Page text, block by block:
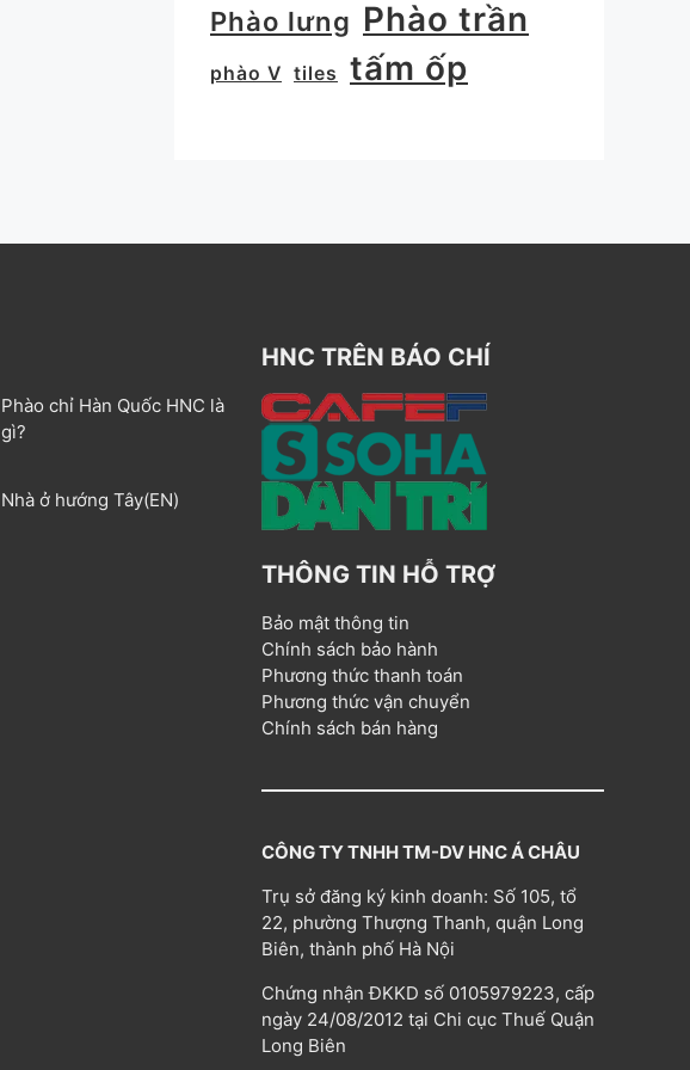
Phào lưng Phào trần
phào V tiles tấm ốp
Phào chỉ Hàn Quốc HNC là
gì?
Nhà ở hướng Tây(EN)
HNC TRÊN BÁO CHÍ
THÔNG TIN HỖ TRỢ
Bảo mật thông tin
Chính sách bảo hành
Phương thức thanh toán
Phương thức vận chuyển
Chính sách bán hàng
CÔNG TY TNHH TM-DV HNC Á CHÂU
Trụ sở đăng ký kinh doanh: Số 105, tổ
22, phường Thượng Thanh, quận Long
Biên, thành phố Hà Nội
Chứng nhận ĐKKD số 0105979223, cấp
ngày 24/08/2012 tại Chi cục Thuế Quận
Long Biên